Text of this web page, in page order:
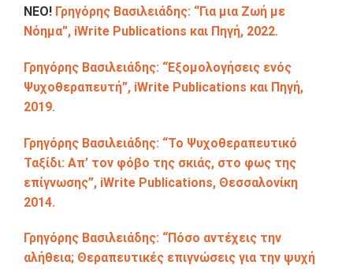
ΝΕΟ! Γρηγόρης Βασιλειάδης: “Για μια Ζωή με
Νόημα”, iWrite Publications και Πηγή, 2022.
Γρηγόρης Βασιλειάδης: “Εξομολογήσεις ενός
Ψυχοθεραπευτή”, iWrite Publications και Πηγή,
2019.
Γρηγόρης Βασιλειάδης: “Το Ψυχοθεραπευτικό
Ταξίδι: Απ’ τον φόβο της σκιάς, στο φως της
επίγνωσης”, iWrite Publications, Θεσσαλονίκη
2014.
Γρηγόρης Βασιλειάδης: “Πόσο αντέχεις την
αλήθεια; Θεραπευτικές επιγνώσεις για την ψυχή